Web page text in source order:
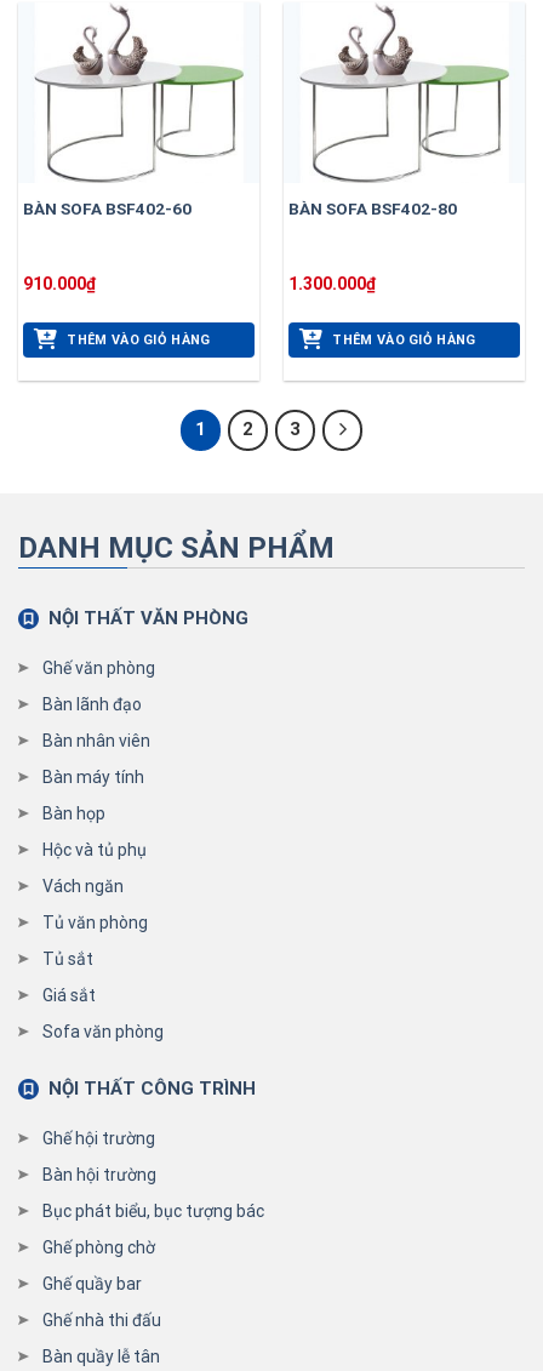
BÀN SOFA BSF402-60
910.000₫
THÊM VÀO GIỎ HÀNG
BÀN SOFA BSF402-80
1.300.000₫
THÊM VÀO GIỎ HÀNG
1 2 3
DANH MỤC SẢN PHẨM
NỘI THẤT VĂN PHÒNG
Ghế văn phòng
Bàn lãnh đạo
Bàn nhân viên
Bàn máy tính
Bàn họp
Hộc và tủ phụ
Vách ngăn
Tủ văn phòng
Tủ sắt
Giá sắt
Sofa văn phòng
NỘI THẤT CÔNG TRÌNH
Ghế hội trường
Bàn hội trường
Bục phát biểu, bục tượng bác
Ghế phòng chờ
Ghế quầy bar
Ghế nhà thi đấu
Bàn quầy lễ tân